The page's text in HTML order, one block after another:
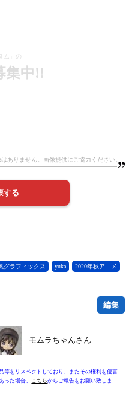
ム」の
集中!!
グラフィックス yuka 2020年秋アニメ
編集
モムラちゃんさん
等をリスペクトしており、またその権利を侵害
った場合、 こちらからご報告をお願い致しま